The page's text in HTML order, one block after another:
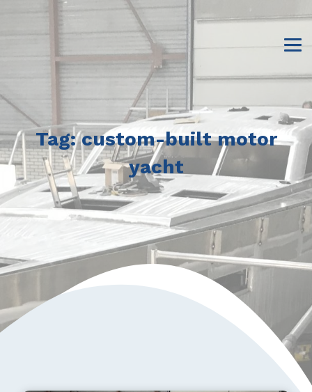
Tag:custom-built motor
yacht